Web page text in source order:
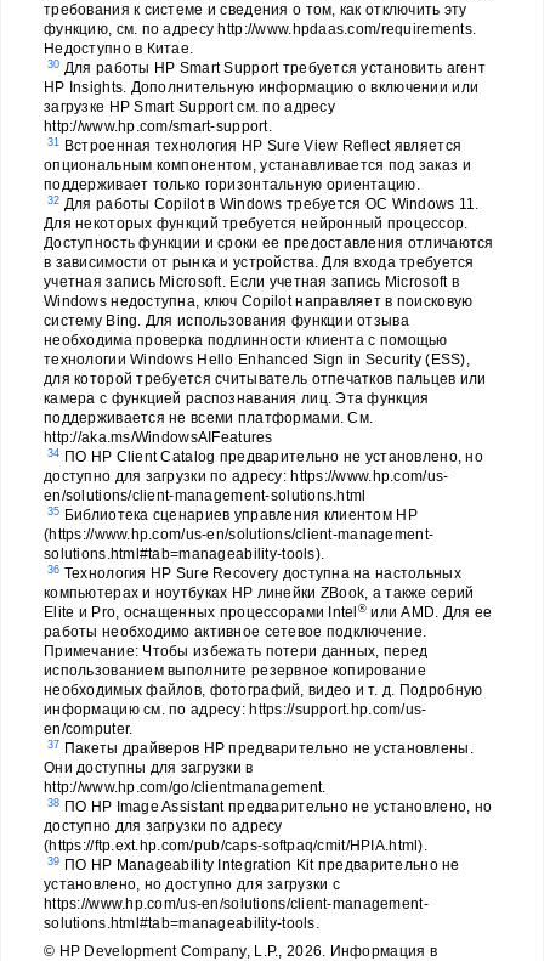
требования к системе и сведения о том, как отключить эту
функцию, см. по адресу http://www.hpdaas.com/requirements.
Недоступно в Китае.
30 Для работы HP Smart Support требуется установить агент
HP Insights. Дополнительную информацию о включении или
загрузке HP Smart Support см. по адресу
http://www.hp.com/smart-support.
31
Встроенная технология HP Sure View Reflect является
опциональным компонентом, устанавливается под заказ и
поддерживает только горизонтальную ориентацию.
32 Для работы Copilot в Windows требуется ОС Windows 11.
Для некоторых функций требуется нейронный процессор.
Доступность функции и сроки ее предоставления отличаются
в зависимости от рынка и устройства. Для входа требуется
учетная запись Microsoft. Если учетная запись Microsoft в
Windows недоступна, ключ Copilot направляет в поисковую
систему Bing. Для использования функции отзыва
необходима проверка подлинности клиента с помощью
технологии Windows Hello Enhanced Sign in Security (ESS),
для которой требуется считыватель отпечатков пальцев или
камера с функцией распознавания лиц. Эта функция
поддерживается не всеми платформами. См.
http://aka.ms/WindowsAIFeatures
34 ПО HP Client Catalog предварительно не установлено, но
доступно для загрузки по адресу: https://www.hp.com/us-
en/solutions/client-management-solutions.html
35 Библиотека сценариев управления клиентом HP
(https://www.hp.com/us-en/solutions/client-management-
solutions.html#tab=manageability-tools).
36 Технология HP Sure Recovery доступна на настольных
компьютерах и ноутбуках HP линейки ZBook, а также серий
Elite и Pro, оснащенных процессорами Intel ® или AMD. Для ее
работы необходимо активное сетевое подключение.
Примечание: Чтобы избежать потери данных, перед
использованием выполните резервное копирование
необходимых файлов, фотографий, видео и т. д. Подробную
информацию см. по адресу: https://support.hp.com/us-
en/computer.
37 Пакеты драйверов HP предварительно не установлены.
Они доступны для загрузки в
http://www.hp.com/go/clientmanagement.
38 ПО HP Image Assistant предварительно не установлено, но
доступно для загрузки по адресу
(https://ftp.ext.hp.com/pub/caps-softpaq/cmit/HPIA.html).
39 ПО HP Manageability Integration Kit предварительно не
установлено, но доступно для загрузки с
https://www.hp.com/us-en/solutions/client-management-
solutions.html#tab=manageability-tools.
© HP Development Company, L.P., 2026. Информация в